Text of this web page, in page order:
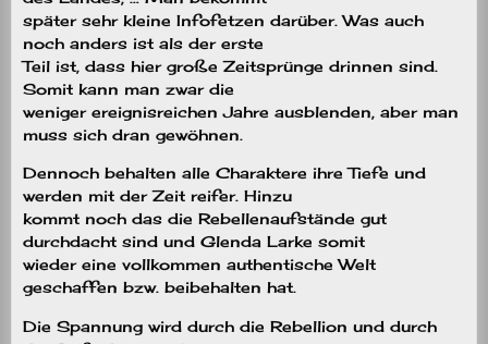
später sehr kleine Infofetzen darüber. Was auch
noch anders ist als der erste
Teil ist, dass hier große Zeitsprünge drinnen sind.
Somit kann man zwar die
weniger ereignisreichen Jahre ausblenden, aber man
muss sich dran gewöhnen.
Dennoch behalten alle Charaktere ihre Tiefe und
werden mit der Zeit reifer. Hinzu
kommt noch das die Rebellenaufstände gut
durchdacht sind und Glenda Larke somit
wieder eine vollkommen authentische Welt
geschaffen bzw. beibehalten hat.
Die Spannung wird durch die Rebellion und durch